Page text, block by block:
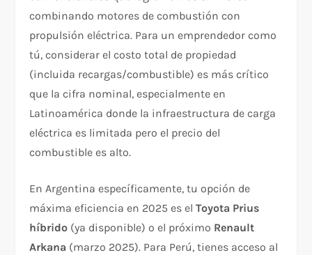
combinando motores de combustión con
propulsión eléctrica. Para un emprendedor como
tú, considerar el costo total de propiedad
(incluida recargas/combustible) es más crítico
que la cifra nominal, especialmente en
Latinoamérica donde la infraestructura de carga
eléctrica es limitada pero el precio del
combustible es alto.​
En Argentina específicamente, tu opción de
máxima eficiencia en 2025 es elToyota Prius
híbrido (ya disponible) o el próximo Renault
Arkana (marzo 2025). Para Perú, tienes acceso al